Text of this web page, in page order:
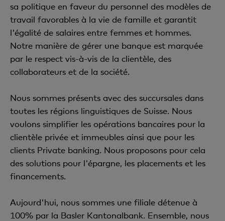
sa politique en faveur du personnel des modèles de
travail favorables à la vie de famille et garantit
l'égalité de salaires entre femmes et hommes.
Notre manière de gérer une banque est marquée
par le respect vis-à-vis de la clientèle, des
collaborateurs et de la société.
Nous sommes présents avec des succursales dans
toutes les régions linguistiques de Suisse. Nous
voulons simplifier les opérations bancaires pour la
clientèle privée et immeubles ainsi que pour les
clients Private banking. Nous proposons pour cela
des solutions pour l'épargne, les placements et les
financements.
Aujourd'hui, nous sommes une filiale détenue à
100% par la Basler Kantonalbank. Ensemble, nous